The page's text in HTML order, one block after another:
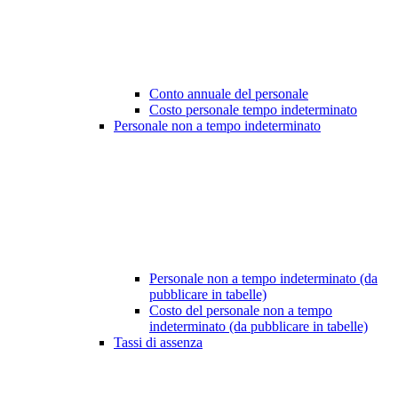
Conto annuale del personale
Costo personale tempo indeterminato
Personale non a tempo indeterminato
Personale non a tempo indeterminato (da
pubblicare in tabelle)
Costo del personale non a tempo
indeterminato (da pubblicare in tabelle)
Tassi di assenza